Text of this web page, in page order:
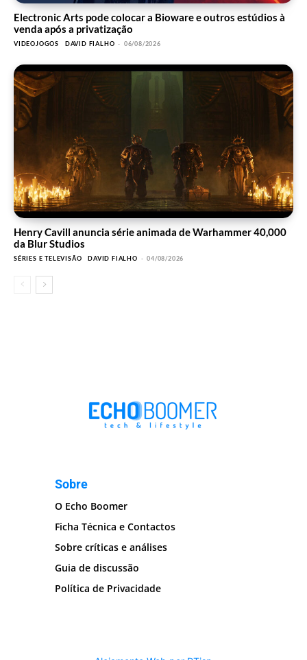
Electronic Arts pode colocar a Bioware e outros estúdios à
venda após a privatização
VIDEOJOGOS DAVID FIALHO - 06/08/2026
Henry Cavill anuncia série animada de Warhammer 40,000
da Blur Studios
SÉRIES E TELEVISÃO DAVID FIALHO - 04/08/2026
Sobre
O Echo Boomer
Ficha Técnica e Contactos
Sobre críticas e análises
Guia de discussão
Política de Privacidade